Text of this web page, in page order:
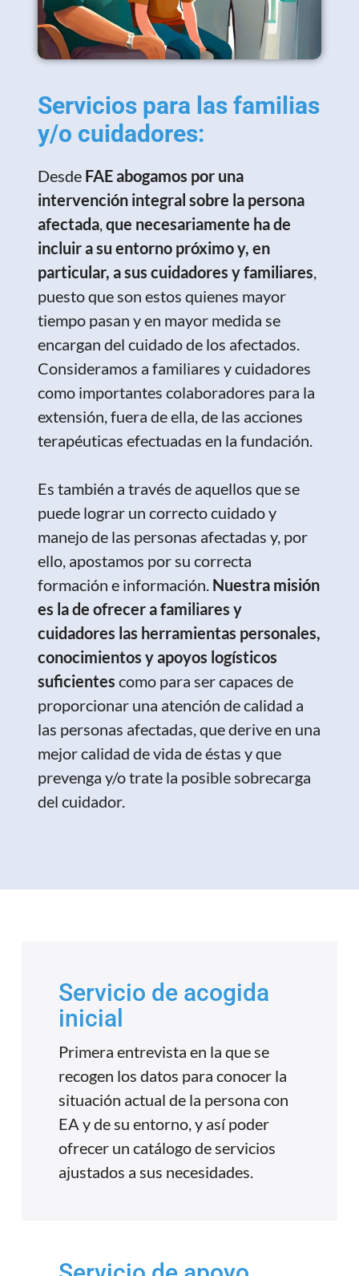
Servicios para las familias
y/o cuidadores:
Desde FAEabogamos por una
intervención integral sobre la persona
afectada,que necesariamente ha de
incluir a su entorno próximo y, en
particular, a sus cuidadores y familiares,
puesto que son estos quienes mayor
tiempo pasan y en mayor medida se
encargan del cuidado de los afectados.
Consideramos a familiares y cuidadores
como importantes colaboradores para la
extensión, fuera de ella, de las acciones
terapéuticas efectuadas en la fundación.
Es también a través de aquellos que se
puede lograr un correcto cuidado y
manejo de las personas afectadas y, por
ello, apostamos por su correcta
formación e información. Nuestra misión
es la de ofrecer a familiares y
cuidadores las herramientas personales,
conocimientos y apoyos logísticos
suficientes como para ser capaces de
proporcionar una atención de calidad a
las personas afectadas, que derive en una
mejor calidad de vida de éstas y que
prevenga y/o trate la posible sobrecarga
del cuidador.
Servicio de acogida
inicial
Primera entrevista en la que se
recogen los datos para conocer la
situación actual de la persona con
EA y de su entorno, y así poder
ofrecer un catálogo de servicios
ajustados a sus necesidades.